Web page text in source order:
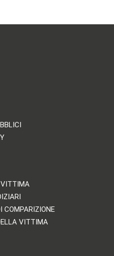
VITTIMA
COMPARIZIONE
VITTIMA